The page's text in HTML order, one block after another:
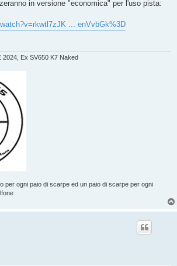
in versione "economica" per l'uso pista:
... enVvbGk%3D
2024, Ex SV650 K7 Naked
per ogni paio di scarpe ed un paio di scarpe per ogni